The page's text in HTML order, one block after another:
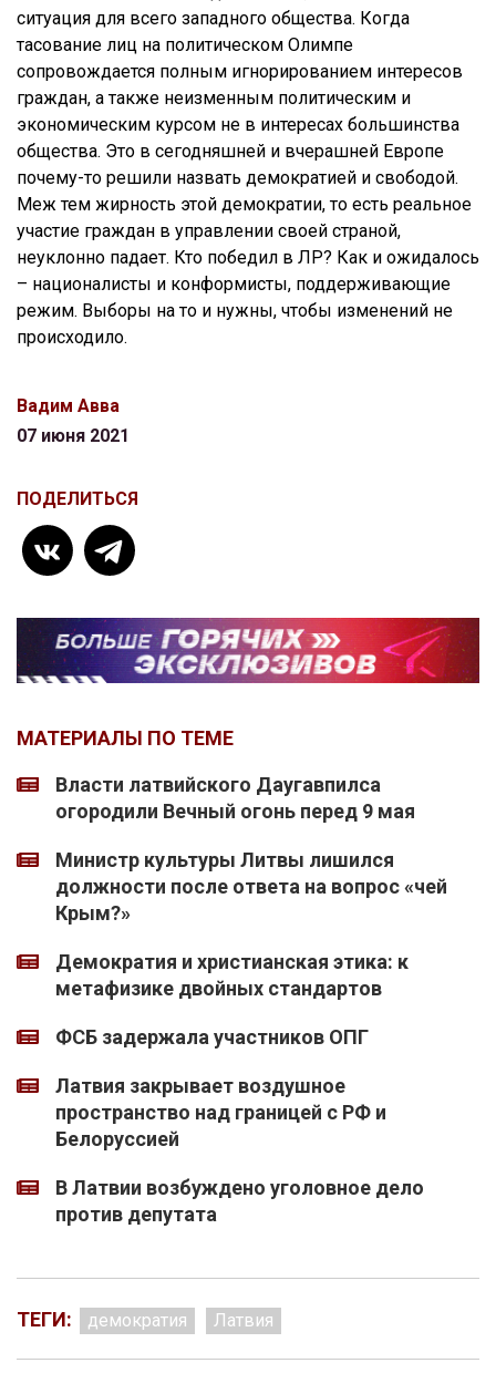
ситуация для всего западного общества. Когда
тасование лиц на политическом Олимпе
сопровождается полным игнорированием интересов
граждан, а также неизменным политическим и
экономическим курсом не в интересах большинства
общества. Это в сегодняшней и вчерашней Европе
почему-то решили назвать демократией и свободой.
Меж тем жирность этой демократии, то есть реальное
участие граждан в управлении своей страной,
неуклонно падает. Кто победил в ЛР? Как и ожидалось
– националисты и конформисты, поддерживающие
режим. Выборы на то и нужны, чтобы изменений не
происходило.
Вадим Авва
07 июня 2021
ПОДЕЛИТЬСЯ
МАТЕРИАЛЫ ПО ТЕМЕ
Власти латвийского Даугавпилса
огородили Вечный огонь перед 9 мая
Министр культуры Литвы лишился
должности после ответа на вопрос «чей
Крым?»
Демократия и христианская этика: к
метафизике двойных стандартов
ФСБ задержала участников ОПГ
Латвия закрывает воздушное
пространство над границей с РФ и
Белоруссией
В Латвии возбуждено уголовное дело
против депутата
ТЕГИ: демократия Латвия